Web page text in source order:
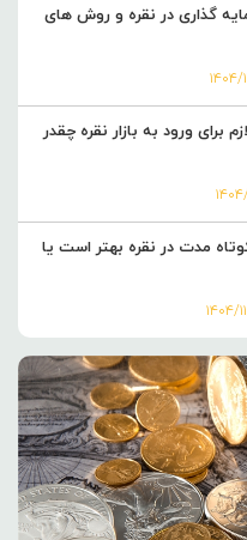
گذاری در نقره و روش های
۱۲/۳
برای ورود به بازار نقره چقدر
۱۲/۱
مدت در نقره بهتر است یا
۱۱/۳۰